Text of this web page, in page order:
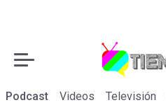
Podcast Videos Televisión